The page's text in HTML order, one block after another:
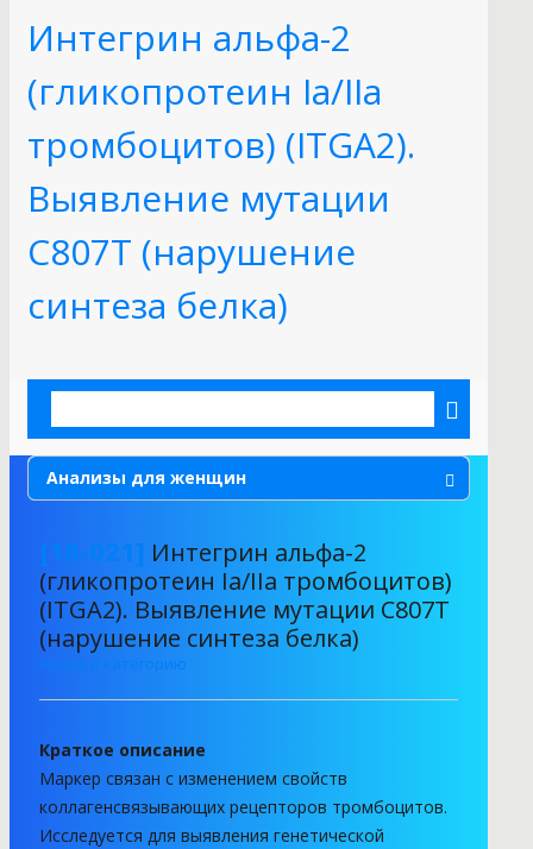
Интегрин альфа-2
(гликопротеин Ia/IIa
тромбоцитов) (ITGA2).
Выявление мутации
C807T (нарушение
синтеза белка)
Анализы для женщин
Анализы для детей
Анализы для мужчин
Анализы кала
Анализы при беременности
Анализы спермы
[18-021] Интегрин альфа-2
(гликопротеин Ia/IIa тромбоцитов)
(ITGA2). Выявление мутации C807T
(нарушение синтеза белка)
Назад в категорию
Краткое описание
Маркер связан с изменением свойств
коллагенсвязывающих рецепторов тромбоцитов.
Исследуется для выявления генетической